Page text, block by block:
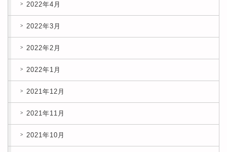
2022年4月
2022年3月
2022年2月
2022年1月
2021年12月
2021年11月
2021年10月